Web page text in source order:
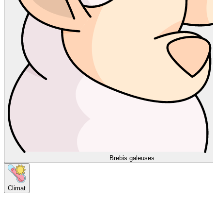
Brebis galeuses
Climat